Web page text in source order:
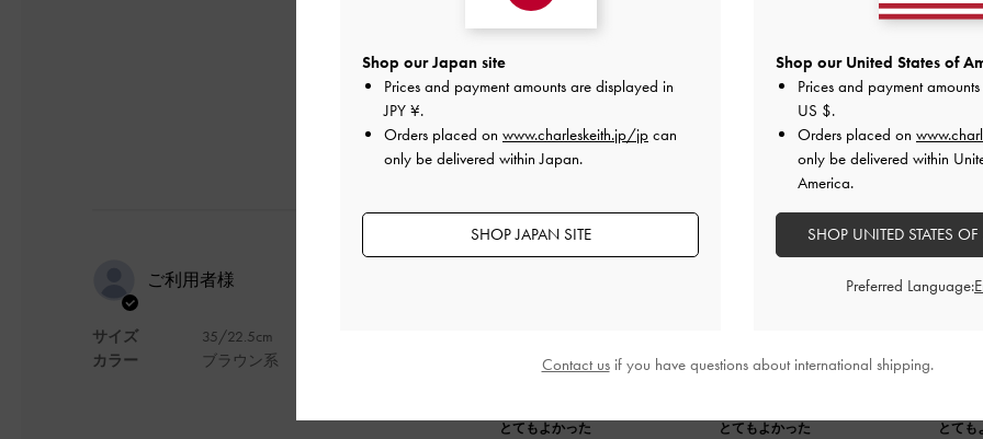
品質
ご利用者様
サイズ
カラー
35/22.5cm
ブラウン系
とてもよかった とてもよかった とても
Shop our Japan site
Prices and payment amounts are displayed in
JPY ¥.
Orders placed on www.charleskeith.jp/jp can
only be delivered within Japan.
SHOP JAPAN SITE
Shop our United States of
Prices and payment
US $.
Orders placed on
only be delivered within
America.
SHOP UNITED STATES
Preferred Language:
Contact usif you have questions about international shipping.